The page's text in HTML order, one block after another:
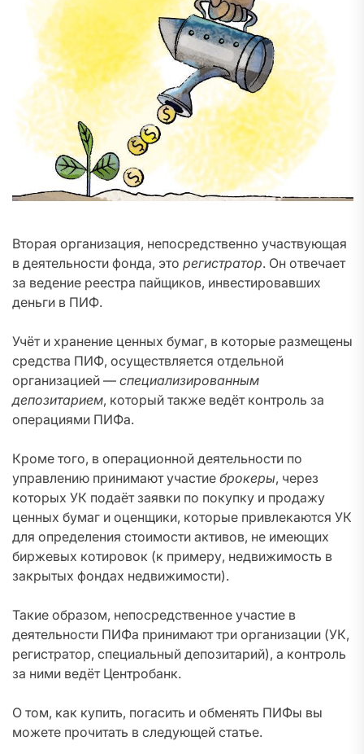
Вторая организация, непосредственно участвующая
в деятельности фонда, это регистратор. Он отвечает
за ведение реестра пайщиков, инвестировавших
деньги в ПИФ.
Учёт и хранение ценных бумаг, в которые размещены
средства ПИФ, осуществляется отдельной
организацией — специализированным
депозитарием, который также ведёт контроль за
операциями ПИФа.
Кроме того, в операционной деятельности по
управлению принимают участие брокеры, через
которых УК подаёт заявки по покупку и продажу
ценных бумаг и оценщики, которые привлекаются УК
для определения стоимости активов, не имеющих
биржевых котировок (к примеру, недвижимость в
закрытых фондах недвижимости).
Такие образом, непосредственное участие в
деятельности ПИФа принимают три организации (УК,
регистратор, специальный депозитарий), а контроль
за ними ведёт Центробанк.
О том, как купить, погасить и обменять ПИФы вы
можете прочитать в следующей статье.